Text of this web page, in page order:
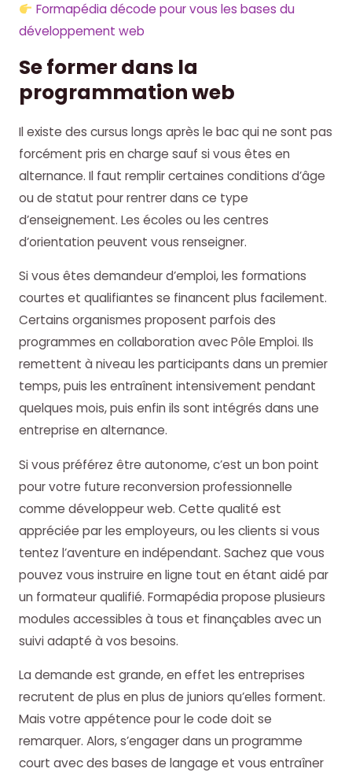
Formapédia décode pour vous les bases du
développement web
Se former dans la
programmation web
Il existe des cursus longs après le bac qui ne sont pas
forcément pris en charge sauf si vous êtes en
alternance. Il faut remplir certaines conditions d’âge
ou de statut pour rentrer dans ce type
d’enseignement. Les écoles ou les centres
d’orientation peuvent vous renseigner.
Si vous êtes demandeur d’emploi, les formations
courtes et qualifiantes se financent plus facilement.
Certains organismes proposent parfois des
programmes en collaboration avec Pôle Emploi. Ils
remettent à niveau les participants dans un premier
temps, puis les entraînent intensivement pendant
quelques mois, puis enfin ils sont intégrés dans une
entreprise en alternance.
Si vous préférez être autonome, c’est un bon point
pour votre future reconversion professionnelle
comme développeur web. Cette qualité est
appréciée par les employeurs, ou les clients si vous
tentez l’aventure en indépendant. Sachez que vous
pouvez vous instruire en ligne tout en étant aidé par
un formateur qualifié. Formapédia propose plusieurs
modules accessibles à tous et finançables avec un
suivi adapté à vos besoins.
La demande est grande, en effet les entreprises
recrutent de plus en plus de juniors qu’elles forment.
Mais votre appétence pour le code doit se
remarquer. Alors, s’engager dans un programme
court avec des bases de langage et vous entraîner